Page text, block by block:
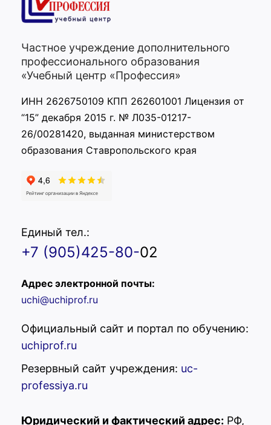
Частное учреждение дополнительного
профессионального образования
«Учебный центр «Профессия»
ИНН 2626750109 КПП 262601001 Лицензия от
“15” декабря 2015 г. № Л035-01217-
26/00281420, выданная министерством
образования Ставропольского края
Единый тел.:
+7 (905)425-80-02
Адрес электронной почты:
uchi@uchiprof.ru
Официальный сайт и портал по обучению:
uchiprof.ru
Резервный сайт учреждения: uc-
professiya.ru
Юридический и фактический адрес: РФ,